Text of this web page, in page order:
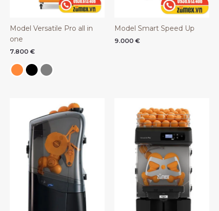
Model Versatile Pro all in
one
7.800 €
Model Smart Speed Up
9.000 €